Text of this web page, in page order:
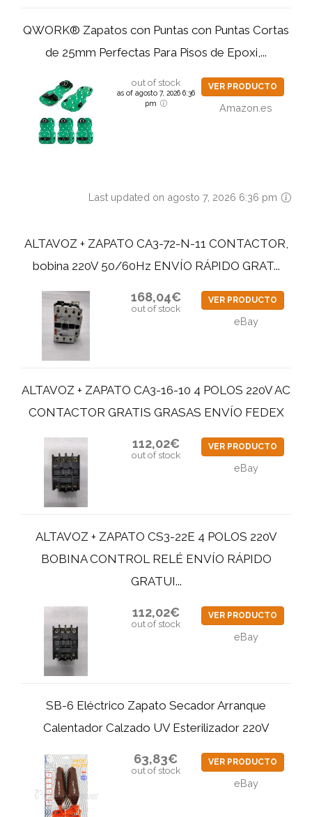
QWORK® Zapatos con Puntas con Puntas Cortas
de 25mm Perfectas Para Pisos de Epoxi,...
out of stock
as of agosto 7, 2026 6:36
pm
VER PRODUCTO
Amazon.es
Last updated on agosto 7, 2026 6:36 pm
ALTAVOZ + ZAPATO CA3-72-N-11 CONTACTOR,
bobina 220V 50/60Hz ENVÍO RÁPIDO GRAT...
168,04€
out of stock
VER PRODUCTO
eBay
ALTAVOZ + ZAPATO CA3-16-10 4 POLOS 220V AC
CONTACTOR GRATIS GRASAS ENVÍO FEDEX
112,02€
out of stock
VER PRODUCTO
eBay
ALTAVOZ + ZAPATO CS3-22E 4 POLOS 220V
BOBINA CONTROL RELÉ ENVÍO RÁPIDO
GRATUI...
112,02€
out of stock
VER PRODUCTO
eBay
SB-6 Eléctrico Zapato Secador Arranque
Calentador Calzado UV Esterilizador 220V
63,83€
out of stock
VER PRODUCTO
eBay